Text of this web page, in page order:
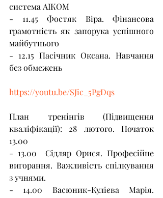
система АІКОМ
- 11.45 Фостяк Віра. Фінансова
грамотність як запорука успішного
майбутнього
- 12.15 Пасічник Оксана. Навчання
без обмежень
https://youtu.be/SJic_5PgDqs
План тренінгів (Підвищення
кваліфікації): 28 лютого. Початок
13.00
- 13.00  Сідляр Орися. Професійне
вигорання. Важливість спілкування
з учнями.
- 14.00 Васюник-Кулієва Марія.